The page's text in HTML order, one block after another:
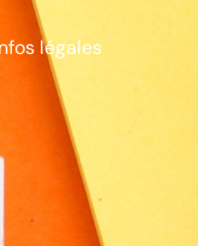
légales